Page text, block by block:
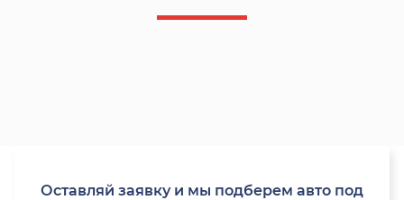
Оставляй заявку и мы подберем авто под